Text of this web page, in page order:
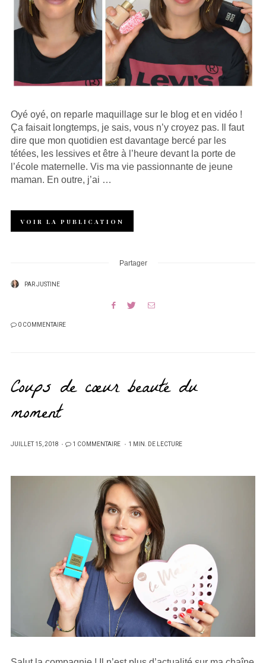
Oyé oyé, on reparle maquillage sur le blog et en vidéo !
Ça faisait longtemps, je sais, vous n’y croyez pas. Il faut
dire que mon quotidien est davantage bercé par les
tétées, les lessives et être à l’heure devant la porte de
l’école maternelle. Vis ma vie passionnante de jeune
maman. En outre, j’ai …
VOIR LA PUBLICATION
Partager
PARJUSTINE
0 COMMENTAIRE
Coups de cœur beauté du
moment
PUBLIÉ
JUILLET 15, 2018 1 COMMENTAIRE 1 MIN. DE LECTURE